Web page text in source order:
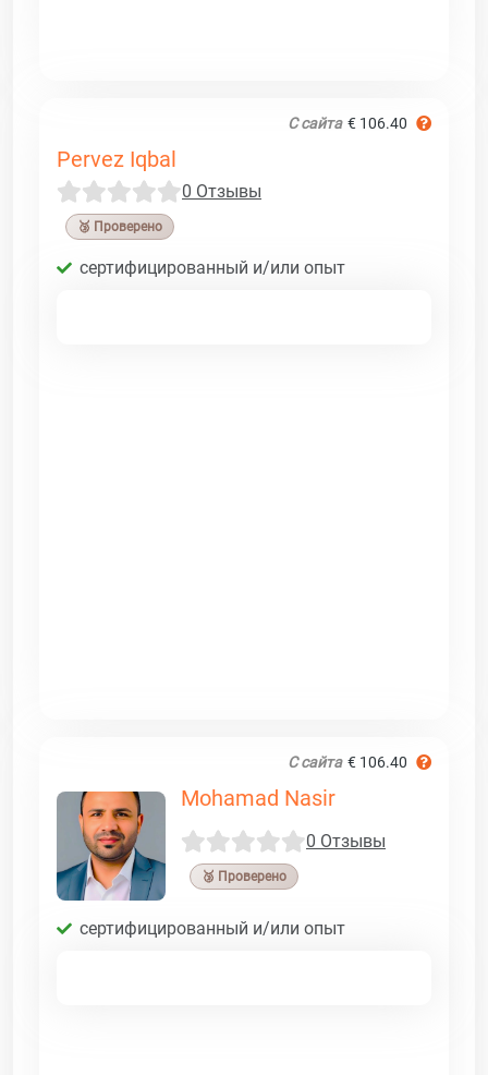
С сайта € 106.40
Pervez Iqbal
0 Отзывы
🥉 Проверено
сертифицированный и/или опыт
С сайта € 106.40
Mohamad Nasir
0 Отзывы
🥉 Проверено
сертифицированный и/или опыт